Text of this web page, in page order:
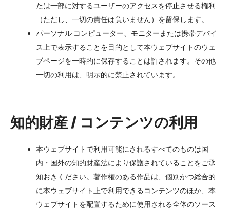
たは一部に対するユーザーのアクセスを停止させる権利
（ただし、一切の責任は負いません）を留保します。
パーソナル コンピューター、モニターまたは携帯デバイ
ス上で表示することを目的として本ウェブサイトのウェ
ブページを一時的に保存することは許されます。その他
一切の利用は、明示的に禁止されています。
知的財産 / コンテンツの利用
本ウェブサイトで利用可能にされるすべてのものは国
内・国外の知的財産法により保護されていることをご承
知おきください。著作権のある作品は、個別かつ総合的
に本ウェブサイト上で利用できるコンテンツのほか、本
ウェブサイトを配置するために使用される全体のソース